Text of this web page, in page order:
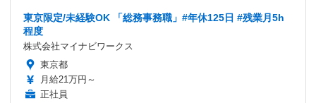
東京限定/未経験OK 「総務事務職」#年休125日 #残業月5h
程度
株式会社マイナビワークス
東京都
月給21万円～
正社員